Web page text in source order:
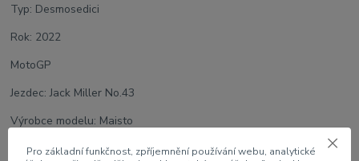
Typ: Desmosedici
Rok: 2022
MotoGP
Jezdec: Jack Miller No.43
Výrobce modelu: Maisto
Měřítko: 1:18
Pro základní funkčnost, zpříjemnění používání webu, analytické